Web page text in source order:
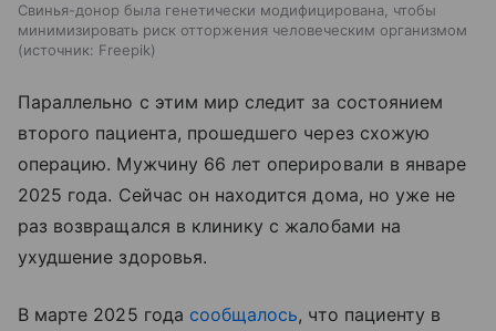
Свинья-донор была генетически модифицирована, чтобы
минимизировать риск отторжения человеческим организмом
источник: Freepik
Параллельно с этим мир следит за состоянием
второго пациента, прошедшего через схожую
операцию. Мужчину 66 лет оперировали в январе
2025 года. Сейчас он находится дома, но уже не
раз возвращался в клинику с жалобами на
ухудшение здоровья.
В марте 2025 года сообщалось, что пациенту в